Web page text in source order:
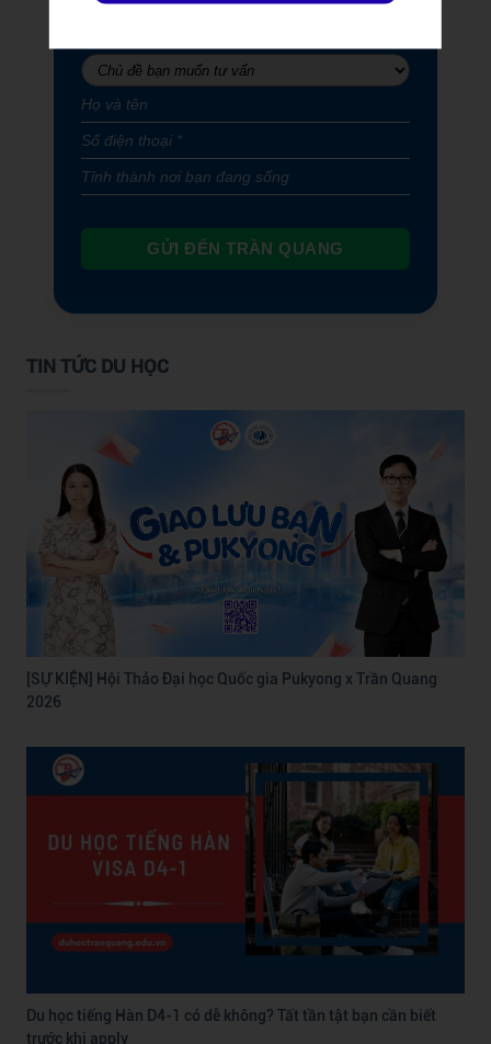
GỬI ĐẾN TRẦN QUANG
TIN TỨC DU HỌC
[SỰ KIỆN] Hội Thảo Đại học Quốc gia Pukyong x Trần Quang
2026
Du học tiếng Hàn D4-1 có dễ không? Tất tần tật bạn cần biết
trước khi apply